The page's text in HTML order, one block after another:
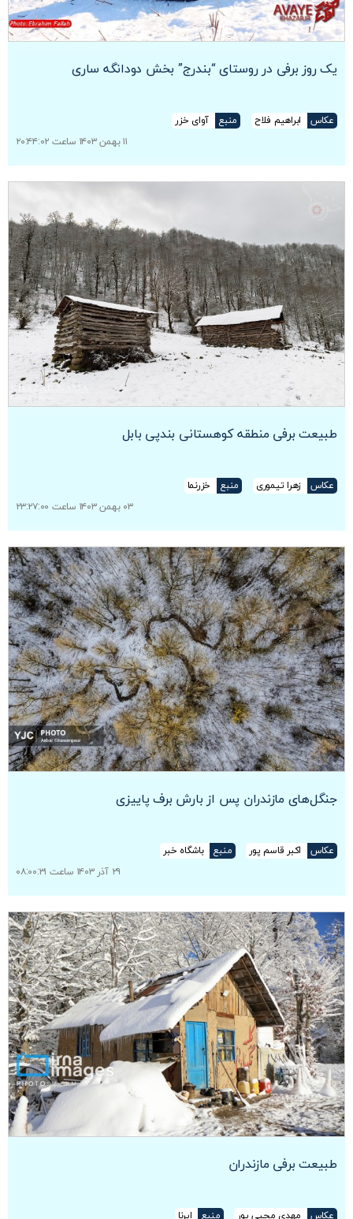
یک روز برفی در روستای “بندرج” بخش دودانگه ساری
عکاس ابراهیم فلاح منبع
آوای خزر
۱۱ بهمن ۱۴۰۳ ساعت ۲۰:۴۴:۰۲
طبیعت برفی منطقه کوهستانی بندپی بابل
عکاس زهرا تیموری منبع
خزرنما
۰۳ بهمن ۱۴۰۳ ساعت ۲۳:۲۷:۰۰
جنگل‌های مازندران پس از بارش برف پاییزی
عکاس اکبر قاسم پور منبع
باشگاه خبر
۲۹ آذر ۱۴۰۳ ساعت ۰۸:۰۰:۳۱
طبیعت برفی مازندران
عکاس مهدی محبی پور منبع ایرنا